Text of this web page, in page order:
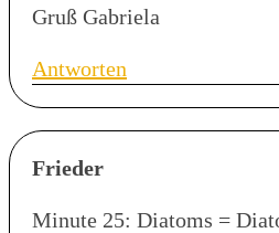
Gruß Gabriela
Antworten
Frieder
Minute 25: Diatoms =